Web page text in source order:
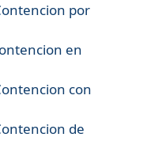
por
en
con
de